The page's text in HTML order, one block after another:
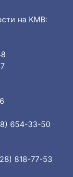
на КМВ:
654-33-50
818-77-53